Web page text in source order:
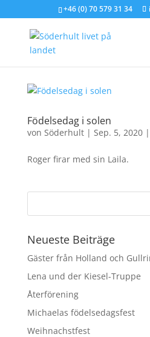
+46 (0) 70 579 31 34
Födelsedag i solen
von Söderhult| Sep. 5, 2020|
Roger firar med sin Laila.
Neueste Beiträge
Gäster från Holland och
Lena und der Kiesel-Truppe
Återförening
Michaelas födelsedagsfest
Weihnachstfest